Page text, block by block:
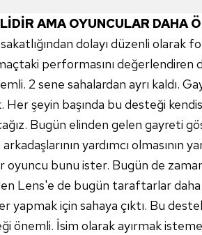
AMA OYUNCULAR DAHA
dolayı düzenli olarak
performasını değerlendiren
2 sene sahalardan ayrı kaldı.
Her şeyin başında bu desteği
Bugün elinden gelen gayreti
yardımcı olmasının
oyuncu bunu ister. Bugün de
Lens'e de bugün taraftarlar
yapmak için sahaya çıktı. Bu
önemli. İsim olarak ayırmak